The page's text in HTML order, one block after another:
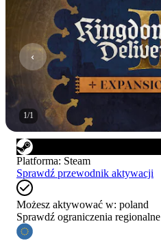
1/1
Platforma: Steam
Sprawdź przewodnik aktywacji
Możesz aktywować w: poland
Sprawdź ograniczenia regionalne